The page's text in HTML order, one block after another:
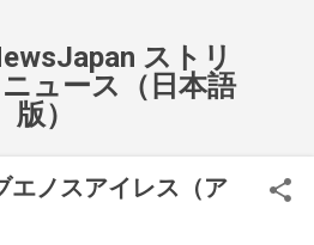
ストリ
ュース（日本語
版）
エノスアイレス（ア